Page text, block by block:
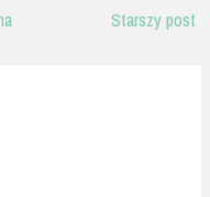
Starszy post